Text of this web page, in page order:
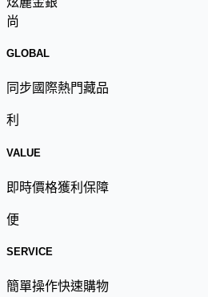
尚
GLOBAL
同步國際熱門藏品
利
VALUE
即時價格獲利保障
便
SERVICE
簡單操作快速購物